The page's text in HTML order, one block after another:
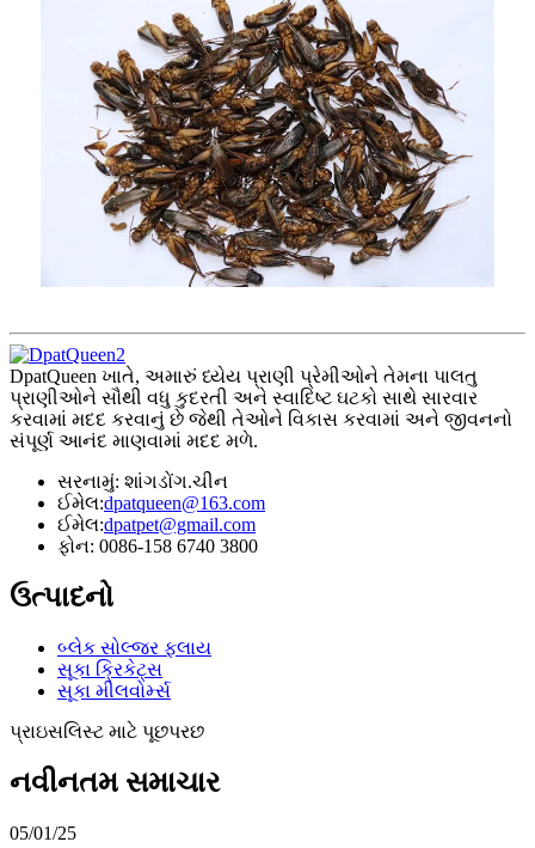
DpatQueen ખાતે, અમારું ધ્યેય પ્રાણી પ્રેમીઓને તેમના પાલતુ
પ્રાણીઓને સૌથી વધુ કુદરતી અને સ્વાદિષ્ટ ઘટકો સાથે સારવાર
કરવામાં મદદ કરવાનું છે જેથી તેઓને વિકાસ કરવામાં અને જીવનનો
સંપૂર્ણ આનંદ માણવામાં મદદ મળે.
સરનામું: શાંગડોંગ.ચીન
ઈમેલ:dpatqueen@163.com
ઈમેલ:dpatpet@gmail.com
ફોન: 0086-158 6740 3800
ઉત્પાદનો
બ્લેક સોલ્જર ફ્લાય
સૂકા ક્રિકેટ્સ
સૂકા મીલવોર્મ્સ
પ્રાઇસલિસ્ટ માટે પૂછપરછ
નવીનતમ સમાચાર
05/01/25